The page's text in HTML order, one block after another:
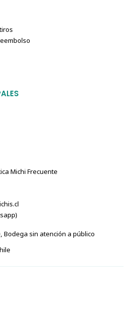
Michi Frecuente
Bodega sin atención a público